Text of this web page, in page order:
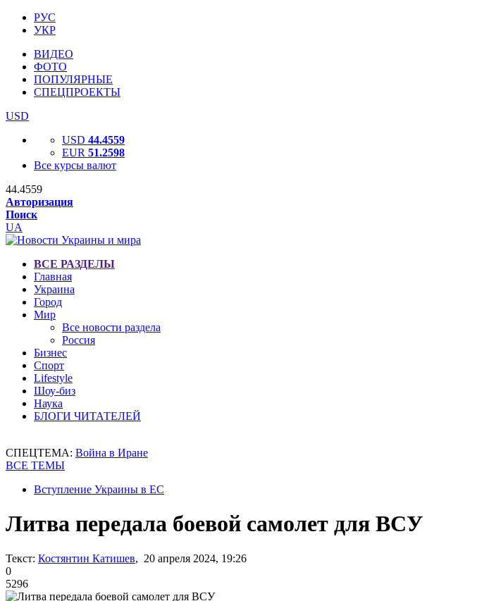
РУС
УКР
ВИДЕО
ФОТО
ПОПУЛЯРНЫЕ
СПЕЦПРОЕКТЫ
USD
USD 44.4559
EUR 51.2598
Все курсы валют
44.4559
Авторизация
Поиск
UA
ВСЕ РАЗДЕЛЫ
Главная
Украина
Город
Мир
Все новости раздела
Россия
Бизнес
Спорт
Lifestyle
Шоу-биз
Наука
БЛОГИ ЧИТАТЕЛЕЙ
СПЕЦТЕМА: Война в Иране
ВСЕ ТЕМЫ
Вступление Украины в ЕС
Литва передала боевой самолет для ВСУ
Текст: Костянтин Катишев, 20 апреля 2024, 19:26
0
5296